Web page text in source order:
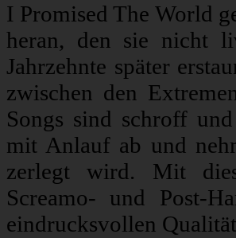
I Promised The World
heran, den sie nicht
Jahrzehnte später
zwischen den
Songs sind schroff
mit Anlauf ab und
zerlegt wird. Mit
Screamo- und Post-
eindrucksvollen